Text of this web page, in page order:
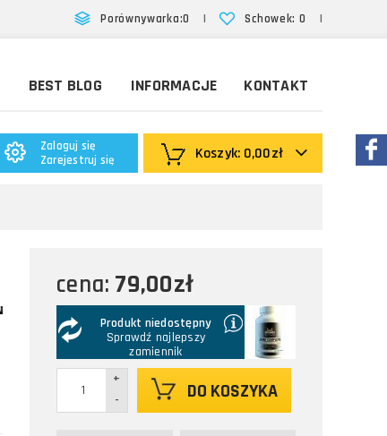
Schowek: 0 |
Porównywarka:0 |
BEST BLOG INFORMACJE KONTAKT
Koszyk: 0,00zł
Zaloguj się
Zarejestruj się
cena: 79,00zł
Produkt niedostępny
Sprawdź najlepszy
zamiennik
-
+
DO KOSZYKA